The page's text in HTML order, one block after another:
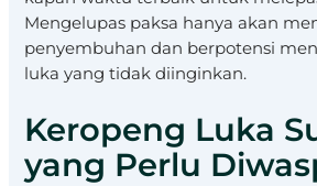
Mengelupas paksa hanya akan
penyembuhan dan berpotensi
luka yang tidak diinginkan.
Keropeng Luka
yang Perlu